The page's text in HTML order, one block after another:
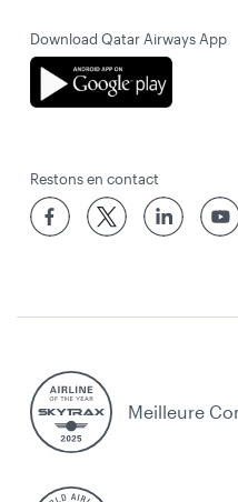
Download Qatar Airways App
Restons en contact
Meilleure